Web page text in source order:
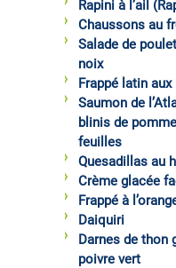
Rapini à l’ail
Chaussons au
Salade de
noix
Frappé latin aux
Saumon de
blinis de
feuilles
Quesadillas au
Crème glacée
Frappé à
Daiquiri
Darnes de thon
poivre vert